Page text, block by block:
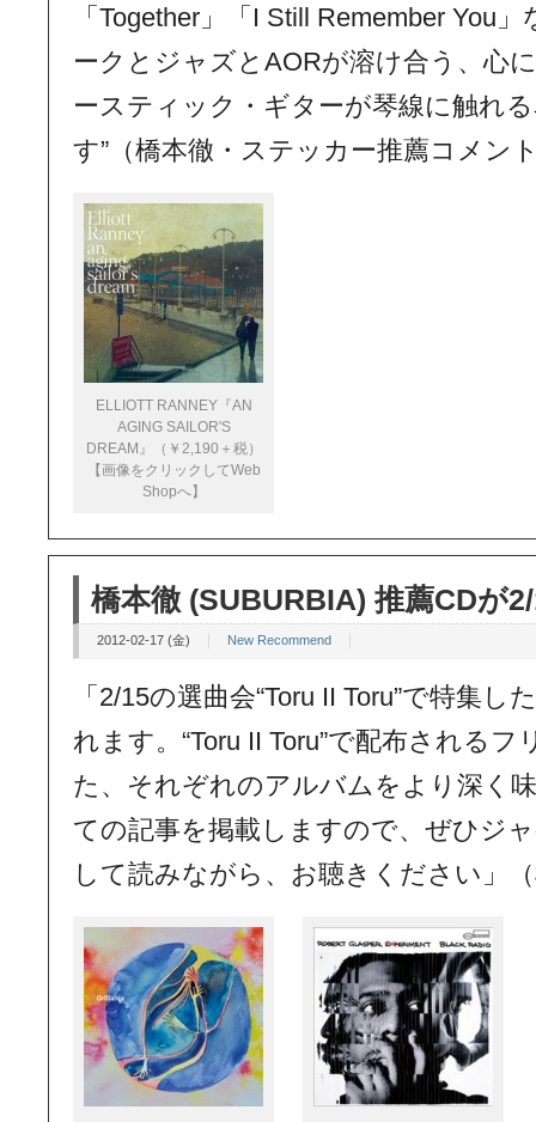
「Together」「I Still Remember You
ークとジャズとAORが溶け合う、心
ースティック・ギターが琴線に触れ
す”（橋本徹・ステッカー推薦コメン
ELLIOTT RANNEY『AN
AGING SAILOR'S
DREAM』（￥2,190＋税）
【画像をクリックしてWeb
Shopへ】
橋本徹 (SUBURBIA) 推薦CDが
2012-02-17 (金) New Recommend
「2/15の選曲会“Toru II Toru”で特集
れます。“Toru II Toru”で配布される
た、それぞれのアルバムをより深く
ての記事を掲載しますので、ぜひジ
して読みながら、お聴きください」